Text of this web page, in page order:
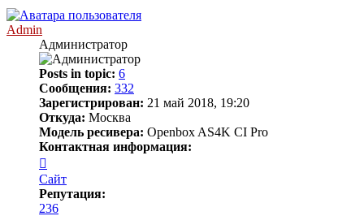
началу
Admin
Администратор
Posts in topic: 6
Сообщения: 332
Зарегистрирован: 21 май 2018, 19:20
Откуда: Москва
Модель ресивера: Openbox AS4K CI Pro
Контактная информация:
информация
пользователя
Admin
Сайт
Репутация:
236